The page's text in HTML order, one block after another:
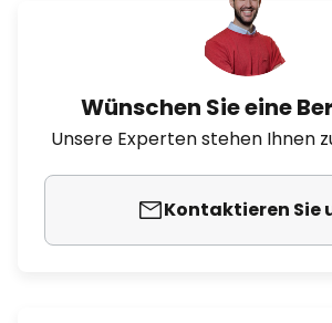
Wünschen Sie eine
Unsere Experten stehen Ihnen
Kontaktieren Sie